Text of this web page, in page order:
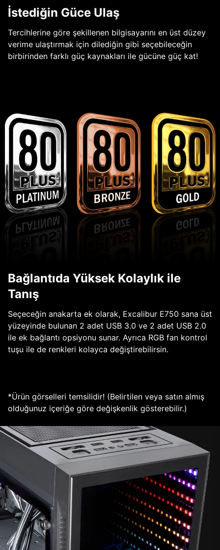
İstediğin Güce Ulaş
Tercihlerine göre şekillenen bilgisayarını en üst düzey
verime ulaştırmak için dilediğin gibi seçebileceğin
birbirinden farklı güç kaynakları ile gücüne güç kat!
Bağlantıda Yüksek Kolaylık ile
Tanış
Seçeceğin anakarta ek olarak, Excalibur E750 sana üst
yüzeyinde bulunan 2 adet USB 3.0 ve 2 adet USB 2.0
ile ek bağlantı opsiyonu sunar. Ayrıca RGB fan kontrol
tuşu ile de renkleri kolayca değiştirebilirsin.
*Ürün görselleri temsilidir! (Belirtilen veya satın almış
olduğunuz içeriğe göre değişkenlik gösterebilir.)